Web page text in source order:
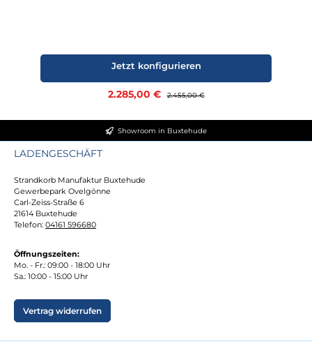
Verkaufspreis:
2.285,00 € Regulärer Preis:
2.455,00 €
Jetzt konfigurieren
Showroom in Buxtehude
LADENGESCHÄFT
Strandkorb Manufaktur Buxtehude
Gewerbepark Ovelgönne
Carl-Zeiss-Straße 6
21614 Buxtehude
Telefon: 04161 596680
Öffnungszeiten:
Mo. - Fr.: 09:00 - 18:00 Uhr
Sa.: 10:00 - 15:00 Uhr
Vertrag widerrufen